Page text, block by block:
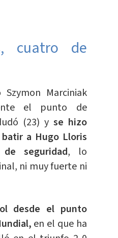
cuatro de
Marciniak
el punto de
(23) y se hizo
a Hugo Lloris
seguridad, lo
ni muy fuerte ni
desde el punto
en el que ha